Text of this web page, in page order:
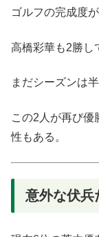
ゴルフの完成度
高橋彩華も2勝し
まだシーズンは
この2人が再び優
性もある。
意外な伏兵